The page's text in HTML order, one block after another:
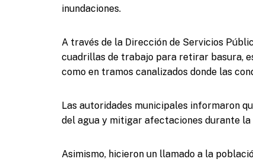
inundaciones.
A través de la Dirección de Servicios
cuadrillas de trabajo para retirar basura,
como en tramos canalizados donde las
Las autoridades municipales informaron
del agua y mitigar afectaciones durante la
Asimismo, hicieron un llamado a la